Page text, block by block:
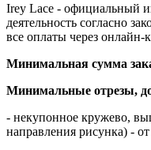
Irey Lace - официальный
деятельность согласно
все оплаты через онлайн-
Минимальная сумма
Минимальные отрезы,
- некупонное кружево,
направления рисунка) -